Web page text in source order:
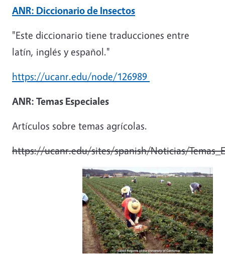
ANR: Diccionario de Insectos
"Este diccionario tiene traducciones entre
latín, inglés y español."
https://ucanr.edu/node/126989
ANR: Temas Especiales
Artículos sobre temas agrícolas.
https://ucanr.edu/sites/spanish/Noticias/